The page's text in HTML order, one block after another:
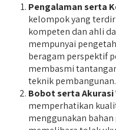
Pengalaman serta
kelompok yang
kompeten dan ahli
mempunyai
beragam perspektif
membasmi
teknik pembangunan.
Bobot serta Akurasi
memperhatikan
menggunakan